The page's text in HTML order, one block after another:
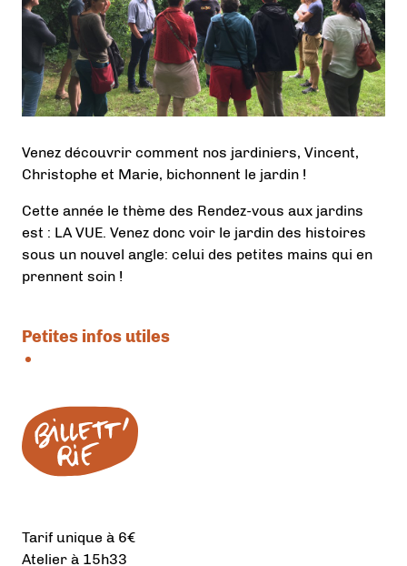
Venez découvrir comment nos jardiniers, Vincent,
Christophe et Marie, bichonnent le jardin !
Cette année le thème des Rendez-vous aux jardins
est : LA VUE. Venez donc voir le jardin des histoires
sous un nouvel angle: celui des petites mains qui en
prennent soin !
Petites infos utiles
Tarif unique à 6€
Atelier à 15h33